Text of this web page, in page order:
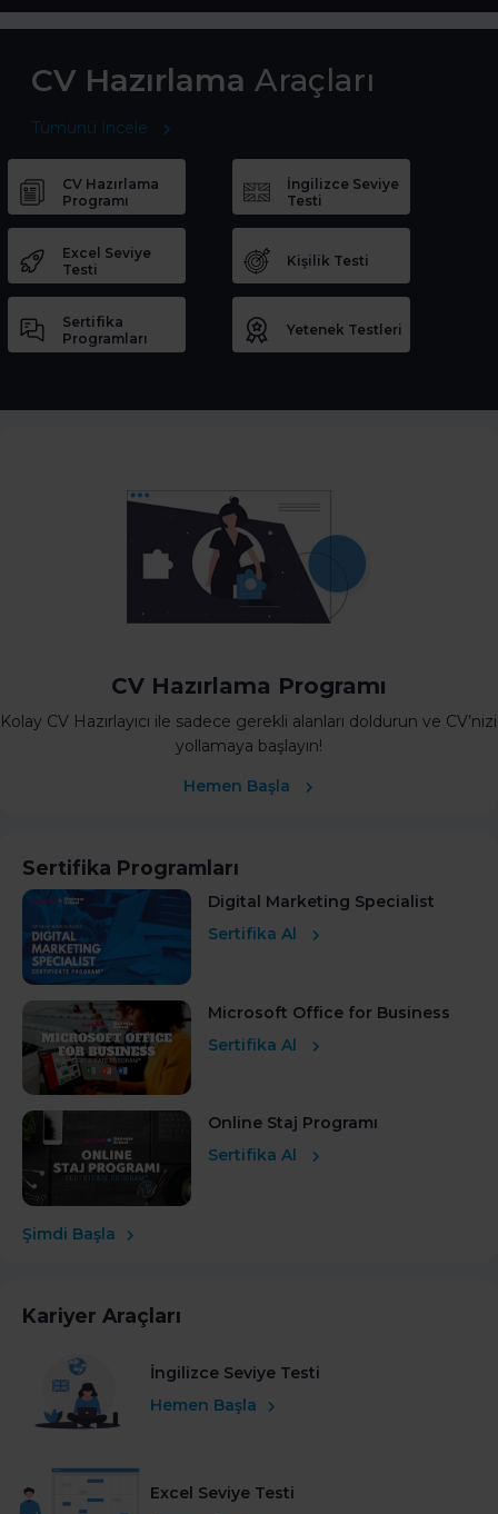
CV Hazırlama Araçları
Tümünü İncele
CV Hazırlama
Programı
İngilizce Seviye
Testi
Excel Seviye
Testi
Kişilik Testi
Sertifika
Programları
Yetenek Testleri
CV Hazırlama Programı
Kolay CV Hazırlayıcı ile sadece gerekli alanları doldurun ve CV’nizi
yollamaya başlayın!
Hemen Başla
Sertifika Programları
Digital Marketing Specialist
Sertifika Al
Microsoft Office for Business
Sertifika Al
Online Staj Programı
Sertifika Al
Şimdi Başla
Kariyer Araçları
İngilizce Seviye Testi
Hemen Başla
Excel Seviye Testi